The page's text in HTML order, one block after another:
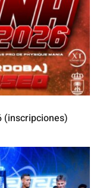
(inscripciones)